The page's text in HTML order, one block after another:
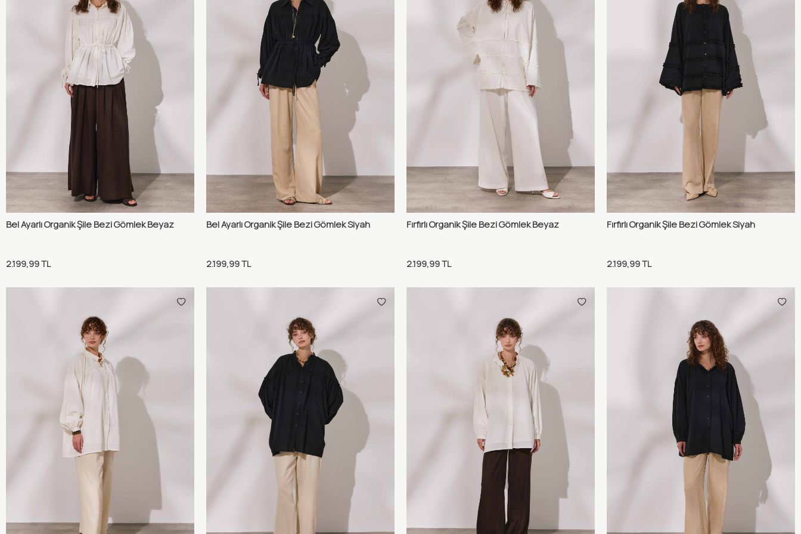
Sepete Ekle Karşılaştır
Bel Ayarlı Organik Şile Bezi Gömlek Beyaz
2.199,99TL
Sepete Ekle Karşılaştır
Bel Ayarlı Organik Şile Bezi Gömlek Siyah
2.199,99TL
Sepete Ekle Karşılaştır
Fırfırlı Organik Şile Bezi Gömlek Beyaz
2.199,99TL
Sepete Ekle Karşılaştır
Fırfırlı Organik Şile Bezi Gömlek Siyah
2.199,99TL